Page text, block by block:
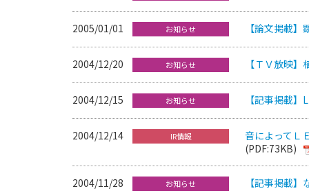
2005/01/01 お知らせ 【論文掲載
2004/12/20 お知らせ 【ＴＶ放映
2004/12/15 お知らせ 【記事掲載
2004/12/14 IR情報
音によってＬ
(PDF:73KB)
2004/11/28 お知らせ 【記事掲載